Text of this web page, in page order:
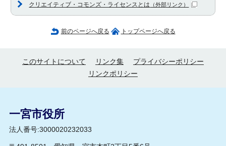
クリエイティブ・コモンズ・ライセンスとは （外部リンク）
前のページへ戻る トップページへ戻る
このサイトについて リンク集
プライバシーポリシー
リンクポリシー
一宮市役所
法人番号:3000020232033